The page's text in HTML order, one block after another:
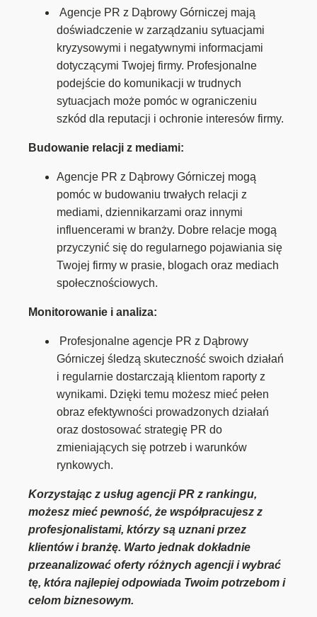
Agencje PR z Dąbrowy Górniczej mają
doświadczenie w zarządzaniu sytuacjami
kryzysowymi i negatywnymi informacjami
dotyczącymi Twojej firmy. Profesjonalne
podejście do komunikacji w trudnych
sytuacjach może pomóc w ograniczeniu
szkód dla reputacji i ochronie interesów firmy.
Budowanie relacji z mediami:
Agencje PR z Dąbrowy Górniczej mogą
pomóc w budowaniu trwałych relacji z
mediami, dziennikarzami oraz innymi
influencerami w branży. Dobre relacje mogą
przyczynić się do regularnego pojawiania się
Twojej firmy w prasie, blogach oraz mediach
społecznościowych.
Monitorowanie i analiza:
Profesjonalne agencje PR z Dąbrowy
Górniczej śledzą skuteczność swoich działań
i regularnie dostarczają klientom raporty z
wynikami. Dzięki temu możesz mieć pełen
obraz efektywności prowadzonych działań
oraz dostosować strategię PR do
zmieniających się potrzeb i warunków
rynkowych.
Korzystając z usług agencji PR z rankingu,
możesz mieć pewność, że współpracujesz z
profesjonalistami, którzy są uznani przez
klientów i branżę. Warto jednak dokładnie
przeanalizować oferty różnych agencji i wybrać
tę, która najlepiej odpowiada Twoim potrzebom i
celom biznesowym.